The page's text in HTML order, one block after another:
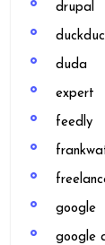
drupal
duda
expert
feedly
google
google